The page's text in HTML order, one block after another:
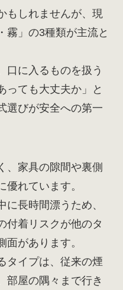
もしれませんが、現
霧」の3種類が主流と
口に入るものを扱う
っても大丈夫か」と
選びが安全への第一
、家具の隙間や裏側
優れています。
に長時間漂うため、
付着リスクが他のタ
面があります。
タイプは、従来の煙
部屋の隅々まで行き